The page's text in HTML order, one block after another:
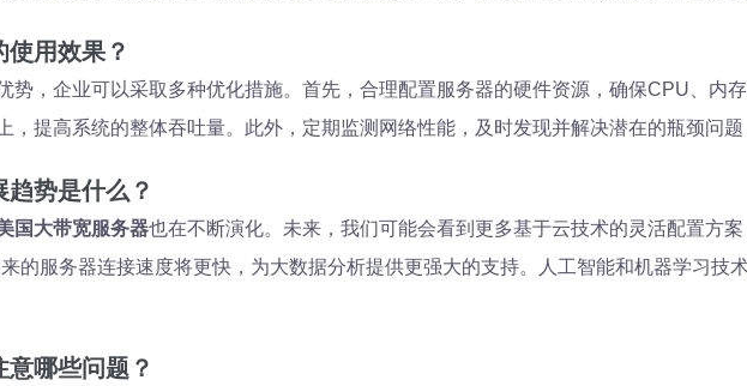
用效果？
势，企业可以采取多种优化措施。首先，合理配置服务器的硬件资源，确保CPU、内
，提高系统的整体吞吐量。此外，定期监测网络性能，及时发现并解决潜在的瓶颈问
势是什么？
国大带宽服务器也在不断演化。未来，我们可能会看到更多基于云技术的灵活配置方
的服务器连接速度将更快，为大数据分析提供更强大的支持。人工智能和机器学习技
哪些问题？